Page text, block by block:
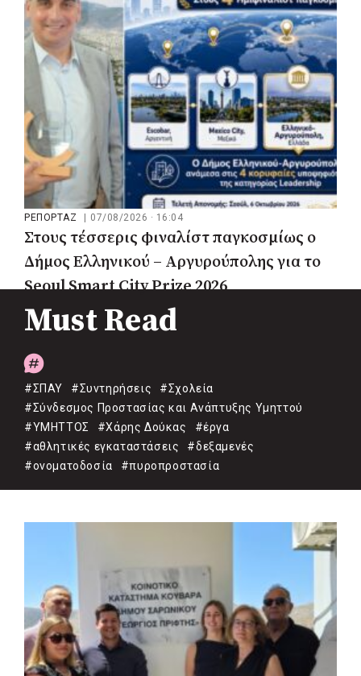
ΡΕΠΟΡΤΑΖ 07/08/2026 · 16:04
Στους τέσσερις φιναλίστ παγκοσμίως ο
Δήμος Ελληνικού – Αργυρούπολης για το
Seoul Smart City Prize 2026
Must Read
#ΣΠΑΥ #Συντηρήσεις
#Σχολεία
#Σύνδεσμος Προστασίας και Ανάπτυξης Υμηττού
#ΥΜΗΤΤΟΣ
#Χάρης Δούκας
#έργα
#αθλητικές εγκαταστάσεις
#δεξαμενές
#ονοματοδοσία
#πυροπροστασία